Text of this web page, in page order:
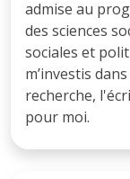
admise au
des sciences
sociales et
m’investis
recherche,
pour moi.